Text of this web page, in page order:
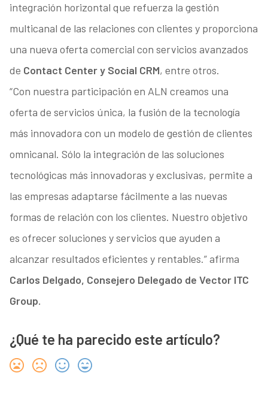
integración horizontal que refuerza la gestión
multicanal de las relaciones con clientes y proporciona
una nueva oferta comercial con servicios avanzados
de Contact Center y Social CRM, entre otros.
“Con nuestra participación en ALN creamos una
oferta de servicios única, la fusión de la tecnología
más innovadora con un modelo de gestión de clientes
omnicanal. Sólo la integración de las soluciones
tecnológicas más innovadoras y exclusivas, permite a
las empresas adaptarse fácilmente a las nuevas
formas de relación con los clientes. Nuestro objetivo
es ofrecer soluciones y servicios que ayuden a
alcanzar resultados eficientes y rentables.” afirma
Carlos Delgado, Consejero Delegado de Vector ITC
Group.
¿Qué te ha parecido este artículo?